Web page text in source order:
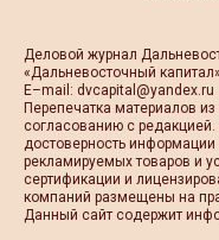
Деловой журнал
«Дальневосточный капитал»
Е–mail: dvcapital@yandex.ru
Перепечатка материалов
согласованию с редакцией.
достоверность
рекламируемых товаров и
сертификации и
компаний размещены на
Данный сайт содержит